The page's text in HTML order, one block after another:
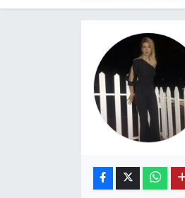
Tüm Manşetler
Son Dakika Haberleri
Haber Arşivi